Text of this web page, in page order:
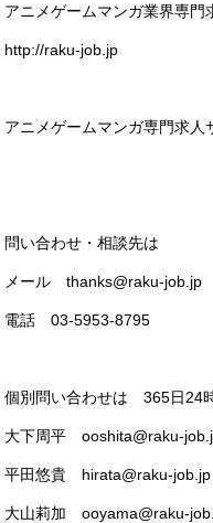
アニメゲームマンガ業界専
http://raku-job.jp
アニメゲームマンガ専門求
問い合わせ・相談先は
メール thanks@raku-job.jp
電話 03-5953-8795
個別問い合わせは 365日24
大下周平 ooshita@raku-
平田悠貴 hirata@raku-
大山莉加 ooyama@raku-